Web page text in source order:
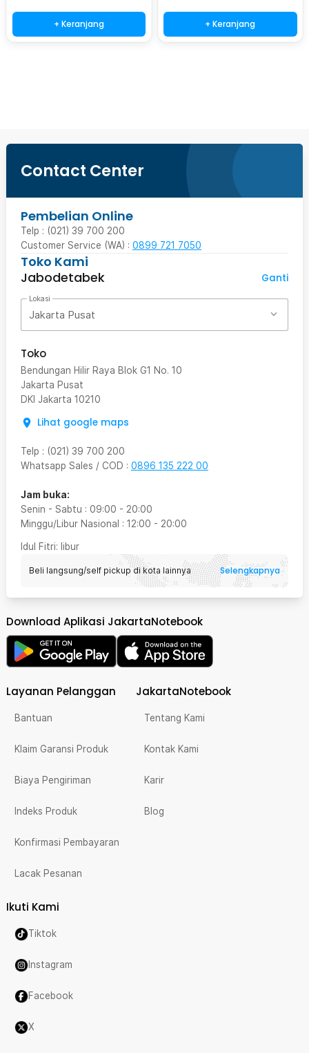
+ Keranjang + Keranjang
Contact Center
Pembelian Online
Telp : (021) 39 700 200
Customer Service (WA) : 0899 721 7050
Toko Kami
Jabodetabek
Ganti
Lokasi
Jakarta Pusat
Toko
Bendungan Hilir Raya Blok G1 No. 10
Jakarta Pusat
DKI Jakarta 10210
Lihat google maps
Telp : (021) 39 700 200
Whatsapp Sales / COD : 0896 135 222 00
Jam buka:
Senin - Sabtu : 09:00 - 20:00
Minggu/Libur Nasional : 12:00 - 20:00
Idul Fitri: libur
Beli langsung/self pickup di kota lainnya Selengkapnya
Download Aplikasi JakartaNotebook
Layanan Pelanggan
Bantuan
Klaim Garansi Produk
Biaya Pengiriman
Indeks Produk
Konfirmasi Pembayaran
Lacak Pesanan
JakartaNotebook
Tentang Kami
Kontak Kami
Karir
Blog
Ikuti Kami
Tiktok
Instagram
Facebook
X